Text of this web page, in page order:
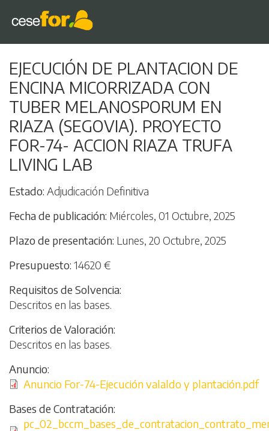
al
contenido
principal
EJECUCIÓN DE PLANTACION DE
ENCINA MICORRIZADA CON
TUBER MELANOSPORUM EN
RIAZA (SEGOVIA). PROYECTO
FOR-74- ACCION RIAZA TRUFA
LIVING LAB
Estado Adjudicación Definitiva
Fecha de publicación Miércoles, 01 Octubre, 2025
Plazo de presentación Lunes, 20 Octubre, 2025
Presupuesto 14620 €
Requisitos de Solvencia
Descritos en las bases.
Criterios de Valoración
Descritos en las bases.
Anuncio
Archivo
Anuncio For-74-Ejecución valaldo y plantación.pdf
Bases de Contratación
Archivo